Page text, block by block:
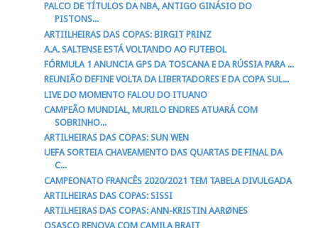
PALCO DE TÍTULOS DA NBA, ANTIGO GINÁSIO DO
PISTONS...
ARTIILHEIRAS DAS COPAS: BIRGIT PRINZ
A.A. SALTENSE ESTÁ VOLTANDO AO FUTEBOL
FÓRMULA 1 ANUNCIA GPS DA TOSCANA E DA RÚSSIA PARA ...
REUNIÃO DEFINE VOLTA DA LIBERTADORES E DA COPA SUL...
LIVE DO MOMENTO FALOU DO ITUANO
CAMPEÃO MUNDIAL, MURILO ENDRES ATUARÁ COM
SOBRINHO...
ARTILHEIRAS DAS COPAS: SUN WEN
UEFA SORTEIA CHAVEAMENTO DAS QUARTAS DE FINAL DA
C...
CAMPEONATO FRANCÊS 2020/2021 TEM TABELA DIVULGADA
ARTILHEIRAS DAS COPAS: SISSI
ARTILHEIRAS DAS COPAS: ANN-KRISTIN AARØNES
OSASCO RENOVA COM CAMILA BRAIT